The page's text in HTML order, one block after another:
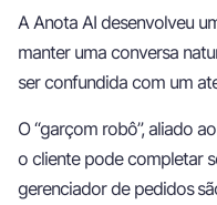
A Anota AI desenvolveu
manter uma conversa
ser confundida com um
O “garçom robô”, aliado
o cliente pode completar
gerenciador de pedidos